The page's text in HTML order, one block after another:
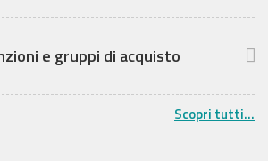
e gruppi di acquisto
Scopri tutti...